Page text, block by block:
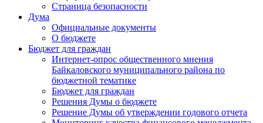
Страница безопасности
Дума
Официальные документы
О бюджете
Бюджет для граждан
Интернет-опрос общественного мнения
Байкаловского муниципального района по
бюджетной тематике
Бюджет для граждан
Решения Думы о бюджете
Решение Думы об утверждении годового отчета